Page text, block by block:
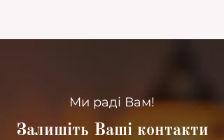
Ми раді Вам!
Залишіть Ваші контакти